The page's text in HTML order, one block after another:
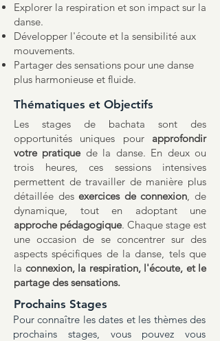
Explorer la respiration et son impact sur la
danse.
Développer l'écoute et la sensibilité aux
mouvements.
Partager des sensations pour une danse
plus harmonieuse et fluide.​
Thématiques et Objectifs
Les stages de bachata sont des
opportunités uniques pour approfondir
votre pratiquede la danse. En deux ou
trois heures, ces sessions intensives
permettent de travailler de manière plus
détaillée desexercices de connexion, de
dynamique, tout en adoptant une
approche pédagogique. Chaque stage est
une occasion de se concentrer sur des
aspects spécifiques de la danse, tels que
la connexion, la respiration, l'écoute, et le
partage des sensations.
Prochains Stages
​Pour connaître les dates et les thèmes des
prochains stages, vous pouvez vous